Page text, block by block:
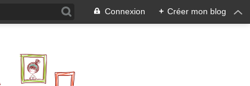
Connexion + Créer mon blog